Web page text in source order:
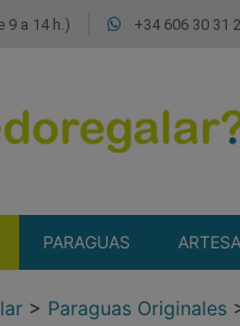
9 a 14 h.) +34 606 30 31
PARAGUAS
> Paraguas Originales